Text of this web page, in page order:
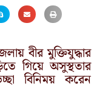
বীর মুক্তিযুদ্ধার
গিয়ে অসুস্থতার
বিনিময় করেন